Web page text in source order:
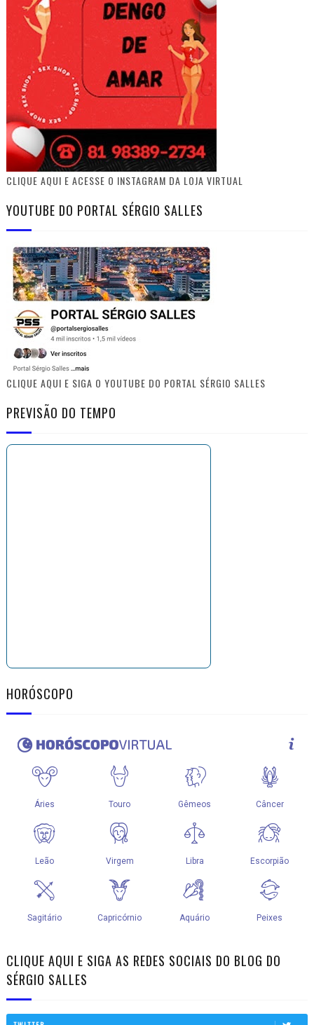
CLIQUE AQUI E ACESSE O INSTAGRAM DA LOJA VIRTUAL
YOUTUBE DO PORTAL SÉRGIO SALLES
CLIQUE AQUI E SIGA O YOUTUBE DO PORTAL SÉRGIO SALLES
PREVISÃO DO TEMPO
HORÓSCOPO
CLIQUE AQUI E SIGA AS REDES SOCIAIS DO BLOG DO
SÉRGIO SALLES